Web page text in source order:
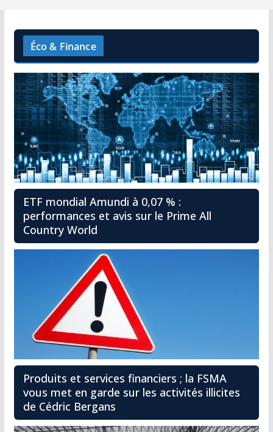
Éco & Finance
ETF mondial Amundi à 0,07 % :
performances et avis sur le Prime All
Country World
Produits et services financiers ; la FSMA
vous met en garde sur les activités illicites
de Cédric Bergans